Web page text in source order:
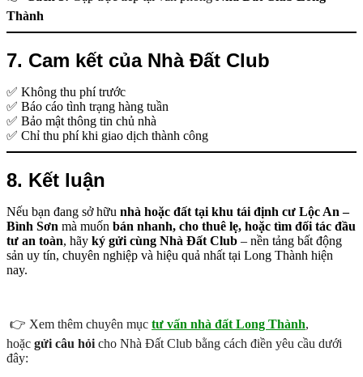
Thành
7. Cam kết của Nhà Đất Club
✅ Không thu phí trước
✅ Báo cáo tình trạng hàng tuần
✅ Bảo mật thông tin chủ nhà
✅ Chỉ thu phí khi giao dịch thành công
8. Kết luận
Nếu bạn đang sở hữu nhà hoặc đất tại khu tái định cư Lộc An –
Bình Sơn mà muốn bán nhanh, cho thuê lẹ, hoặc tìm đối tác đầu
tư an toàn, hãy ký gửi cùng Nhà Đất Club – nền tảng bất động
sản uy tín, chuyên nghiệp và hiệu quả nhất tại Long Thành hiện
nay.
👉 Xem thêm chuyên mục tư vấn nhà đất Long Thành,
hoặc gửi câu hỏi cho Nhà Đất Club bằng cách điền yêu cầu dưới
đây: